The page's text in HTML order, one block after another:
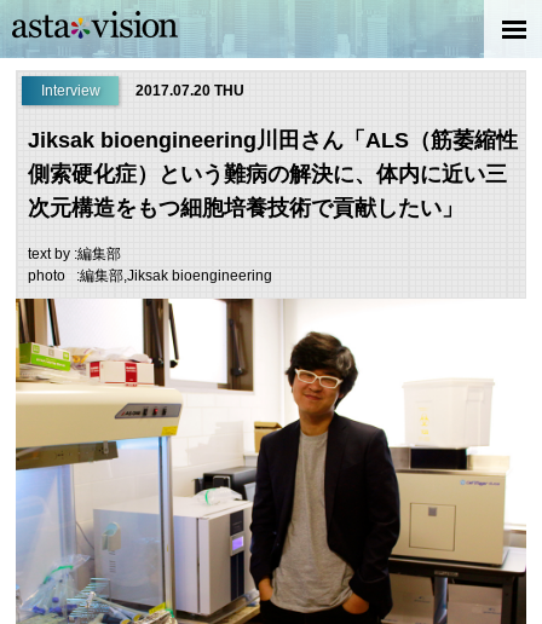
Interview 2017.07.20 THU
Jiksak bioengineering川田さん「ALS（筋萎縮性
側索硬化症）という難病の解決に、体内に近い三
次元構造をもつ細胞培養技術で貢献したい」
text by :編集部
photo :編集部,Jiksak bioengineering